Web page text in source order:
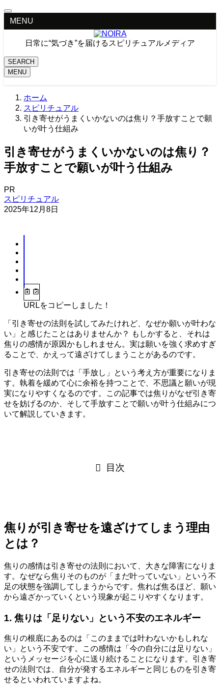
MENU
日常に“気づき”を届けるスピリチュアルメディア
SEARCH
MENU
ホーム
スピリチュアル
引き寄せがうまくいかないのは焦り？手放すことで願
いが叶う仕組み
引き寄せがうまくいかないのは焦り？
手放すことで願いが叶う仕組み
PR
スピリチュアル
2025年12月8日
URLをコピーしました！
「引き寄せの法則を試してみたけれど、なぜか願いが叶わな
い」と感じたことはありませんか？ もしかすると、それは
焦りの感情が原因かもしれません。実は願いを強く求めすぎ
ることで、かえって遠ざけてしまうことがあるのです。
引き寄せの法則では「手放し」という考え方が重要になりま
す。執着を緩めて心に余裕を持つことで、不思議と願いが現
実になりやすくなるのです。この記事では焦りがなぜ引き寄
せを妨げるのか、そして手放すことで願いが叶う仕組みにつ
いて解説していきます。
目次
焦りが引き寄せを遠ざけてしまう理由
とは？
焦りの感情は引き寄せの法則において、大きな障害になりま
す。なぜなら焦りそのものが「まだ叶っていない」という不
足の状態を強調してしまうからです。焦れば焦るほど、願い
から遠ざかっていくという現象が起こりやすくなります。
1. 焦りは「足りない」という不安のエネルギー
焦りの根底にあるのは「このままでは叶わないかもしれな
い」という不安です。この感情は「今の自分には足りない」
というメッセージを心に送り続けることになります。引き寄
せの法則では、自分が発するエネルギーと同じものを引き寄
せるといわれていますよね。